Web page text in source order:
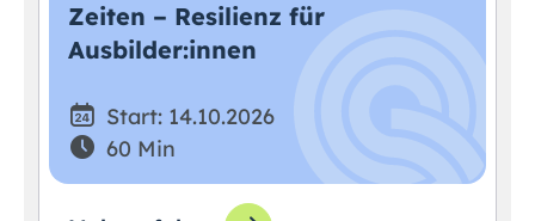
Zeiten – Resilienz für
Ausbilder:innen
Start: 14.10.2026
60 Min